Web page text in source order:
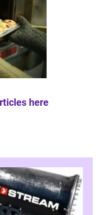
here